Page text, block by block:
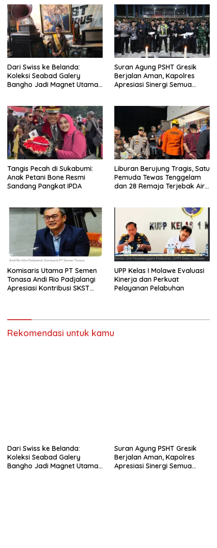
Dari Swiss ke Belanda:
Koleksi Seabad Galery
Bangho Jadi Magnet Utama
Suran Agung PSHT Gresik
Berjalan Aman, Kapolres
Apresiasi Sinergi Semua
Tangis Pecah di Sukabumi:
Anak Petani Bone Resmi
Sandang Pangkat IPDA
Liburan Berujung Tragis, Satu
Pemuda Tewas Tenggelam
dan 28 Remaja Terjebak Air
Komisaris Utama PT Semen
Tonasa Andi Rio Padjalangi
Apresiasi Kontribusi SKST
UPP Kelas I Molawe Evaluasi
Kinerja dan Perkuat
Pelayanan Pelabuhan
Rekomendasi untuk kamu
Dari Swiss ke Belanda:
Koleksi Seabad Galery
Bangho Jadi Magnet Utama
Suran Agung PSHT Gresik
Berjalan Aman, Kapolres
Apresiasi Sinergi Semua